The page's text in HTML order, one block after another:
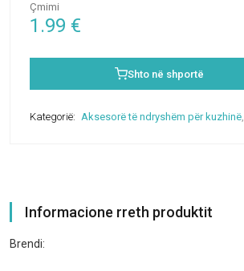
Çmimi
1.99 €
Shto në shportë
Kategorië: Aksesorë të ndryshëm për kuzhinë,
Informacione rreth produktit
Brendi: